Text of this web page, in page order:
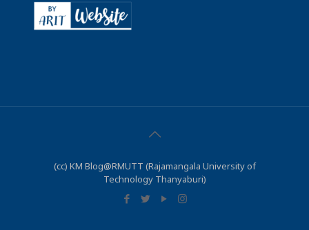
(cc) KM Blog@RMUTT (Rajamangala University of
Technology Thanyaburi)